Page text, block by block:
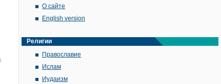
О сайте
English version
Религии
Православие
Ислам
Иудаизм